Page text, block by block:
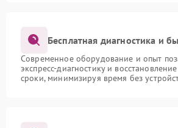
Бесплатная диагностика и
Современное оборудование и опыт
экспресс-диагностику и
сроки, минимизируя время без